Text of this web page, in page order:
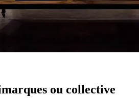
ou collective